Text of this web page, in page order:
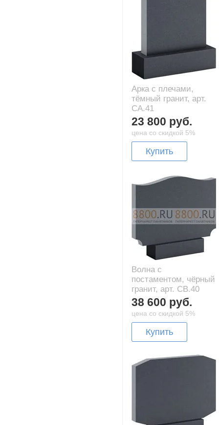
Арка с плечами,
тёмный гранит, арт.
CA.41
23 800 руб.
цена со скидкой 5%
Купить
Волна с
постаментом, чёрный
гранит, арт. CB.40
38 600 руб.
цена со скидкой 5%
Купить